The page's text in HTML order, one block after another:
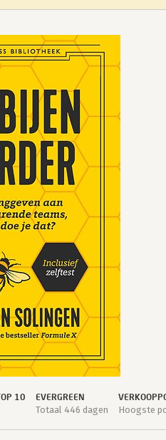
10
EVERGREEN
Totaal 446 dagen
Hoogste